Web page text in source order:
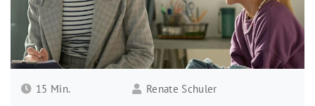
15 Min. Renate Schuler